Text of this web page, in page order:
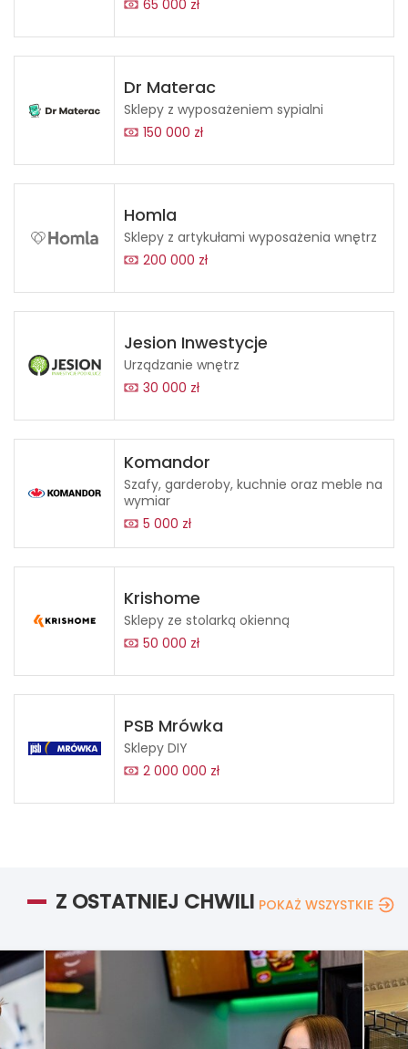
65 000 zł
Dr Materac
Sklepy z wyposażeniem sypialni
150 000 zł
Homla
Sklepy z artykułami wyposażenia wnętrz
200 000 zł
Jesion Inwestycje
Urządzanie wnętrz
30 000 zł
Komandor
Szafy, garderoby, kuchnie oraz meble na
wymiar
5 000 zł
Krishome
Sklepy ze stolarką okienną
50 000 zł
PSB Mrówka
Sklepy DIY
2 000 000 zł
Z OSTATNIEJ CHWILI POKAŻ WSZYSTKIE